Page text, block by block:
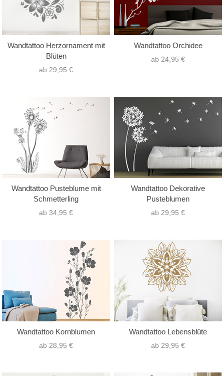
Wandtattoo Herzornament mit
Blüten
ab 29,95 €
Wandtattoo Orchidee
ab 24,95 €
Wandtattoo Pusteblume mit
Schmetterling
ab 34,95 €
Wandtattoo Dekorative
Pusteblumen
ab 29,95 €
Wandtattoo Kornblumen
ab 28,95 €
Wandtattoo Lebensblüte
ab 29,95 €